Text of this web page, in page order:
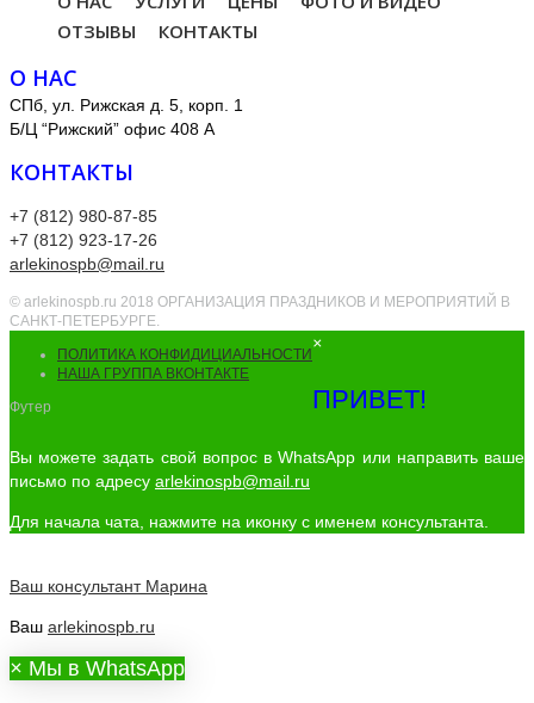
ОТЗЫВЫ
КОНТАКТЫ
О НАС
СПб, ул. Рижская д. 5, корп. 1
Б/Ц “Рижский” офис 408 А
КОНТАКТЫ
+7 (812) 980-87-85
+7 (812) 923-17-26
arlekinospb@mail.ru
© arlekinospb.ru 2018 ОРГАНИЗАЦИЯ ПРАЗДНИКОВ И МЕРОПРИЯТИЙ В
САНКТ-ПЕТЕРБУРГЕ.
ПОЛИТИКА КОНФИДИЦИАЛЬНОСТИ
НАША ГРУППА ВКОНТАКТЕ
Футер
×
ПРИВЕТ!
Вы можете задать свой вопрос в WhatsApp или направить ваше
письмо по адресу arlekinospb@mail.ru
Для начала чата, нажмите на иконку с именем консультанта.
Ваш консультант Марина
Ваш arlekinospb.ru
× Мы в WhatsApp